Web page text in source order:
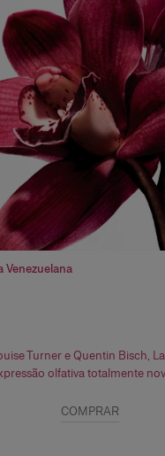
Venezuelana
Turner e Quentin Bisch,
olfativa totalmente
COMPRAR